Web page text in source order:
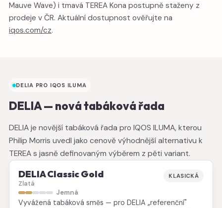
Mauve Wave) i tmavá TEREA Kona postupně staženy z
prodeje v ČR. Aktuální dostupnost ověřujte na
iqos.com/cz.
DELIA PRO IQOS ILUMA
DELIA — nová tabáková řada
DELIA je novější tabáková řada pro IQOS ILUMA, kterou
Philip Morris uvedl jako cenově výhodnější alternativu k
TEREA s jasně definovaným výběrem z pěti variant.
DELIA Classic Gold
Zlatá
KLASICKÁ
Jemná
Vyvážená tabáková směs — pro DELIA „referenční"